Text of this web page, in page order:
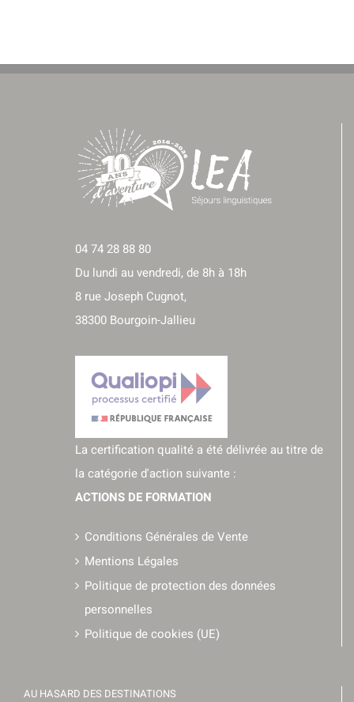
04 74 28 88 80
Du lundi au vendredi, de 8h à 18h
8 rue Joseph Cugnot,
38300 Bourgoin-Jallieu
La certification qualité a été délivrée au titre de
la catégorie d'action suivante :
ACTIONS DE FORMATION
Conditions Générales de Vente
Mentions Légales
Politique de protection des données
personnelles
Politique de cookies (UE)
AU HASARD DES DESTINATIONS